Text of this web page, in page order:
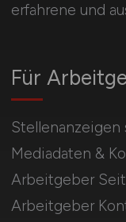
erfahrene und
Für
Stellenanzeigen
Mediadaten &
Arbeitgeber
Arbeitgeber